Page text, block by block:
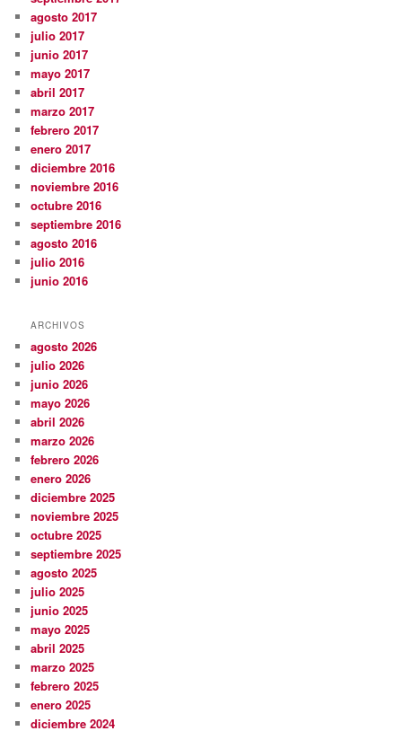
agosto 2017
julio 2017
junio 2017
mayo 2017
abril 2017
marzo 2017
febrero 2017
enero 2017
diciembre 2016
noviembre 2016
octubre 2016
septiembre 2016
agosto 2016
julio 2016
junio 2016
ARCHIVOS
agosto 2026
julio 2026
junio 2026
mayo 2026
abril 2026
marzo 2026
febrero 2026
enero 2026
diciembre 2025
noviembre 2025
octubre 2025
septiembre 2025
agosto 2025
julio 2025
junio 2025
mayo 2025
abril 2025
marzo 2025
febrero 2025
enero 2025
diciembre 2024